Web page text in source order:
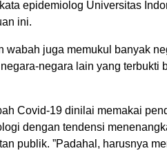
epidemiolog Universitas
ini.
wabah juga memukul banyak
negara lain yang terbukti
Covid-19 dinilai memakai
dengan tendensi
publik. ”Padahal, harusnya